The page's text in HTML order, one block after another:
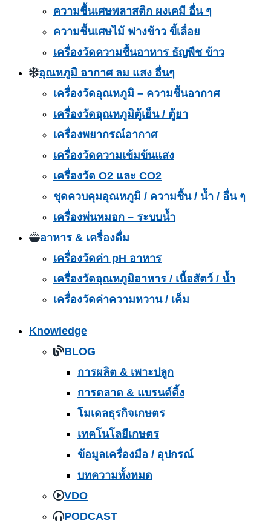
ความชื้นเศษพลาสติก ผงเคมี อื่น ๆ
ความชื้นเศษไม้ ฟางข้าว ขี้เลื่อย
เครื่องวัดความชื้นอาหาร ธัญพืช ข้าว
อุณหภูมิ อากาศ ลม แสง อื่นๆ
เครื่องวัดอุณหภูมิ – ความชื้นอากาศ
เครื่องวัดอุณหภูมิตู้เย็น / ตู้ยา
เครื่องพยากรณ์อากาศ
เครื่องวัดความเข้มข้นแสง
เครื่องวัด O2 และ CO2
ชุดควบคุมอุณหภูมิ / ความชื้น / น้ำ / อื่น ๆ
เครื่องพ่นหมอก – ระบบน้ำ
อาหาร & เครื่องดื่ม
เครื่องวัดค่า pH อาหาร
เครื่องวัดอุณหภูมิอาหาร / เนื้อสัตว์ / น้ำ
เครื่องวัดค่าความหวาน / เค็ม
Knowledge
BLOG
การผลิต & เพาะปลูก
การตลาด & แบรนด์ดิ้ง
โมเดลธุรกิจเกษตร
เทคโนโลยีเกษตร
ข้อมูลเครื่องมือ / อุปกรณ์
บทความทั้งหมด
VDO
PODCAST